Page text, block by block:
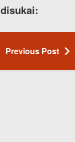
Previous Post